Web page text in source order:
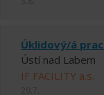
Úklidový/á
Ústí nad Labem
IF FACILITY a.s.